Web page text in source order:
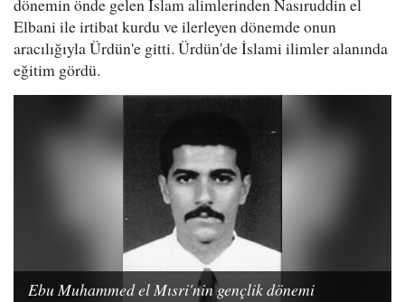
dönemin önde gelen İslam alimlerinden Nasıruddin el
Elbani ile irtibat kurdu ve ilerleyen dönemde onun
aracılığıyla Ürdün'e gitti. Ürdün'de İslami ilimler alanında
eğitim gördü.
Ebu Muhammed el Mısri'nin gençlik dönemi